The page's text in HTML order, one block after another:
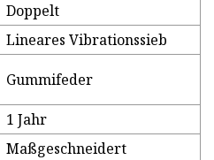
Doppelt
Lineares Vibrationssieb
Gummifeder
1 Jahr
Maßgeschneidert